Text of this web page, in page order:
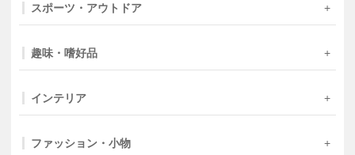
スポーツ・アウトドア
趣味・嗜好品
インテリア
ファッション・小物